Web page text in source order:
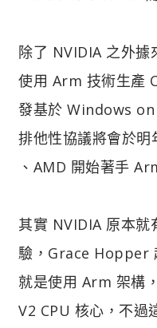
除了 NVIDIA 之外據
使用 Arm 技術生產
發基於 Windows
排他性協議將會於
、AMD 開始著手
其實 NVIDIA 原本
驗，Grace Hopper
就是使用 Arm 架構
V2 CPU 核心，不過